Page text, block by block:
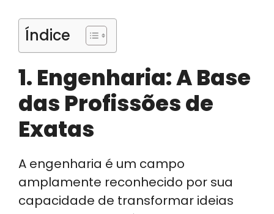
Índice
1. Engenharia: A Base
das Profissões de
Exatas
A engenharia é um campo
amplamente reconhecido por sua
capacidade de transformar ideias